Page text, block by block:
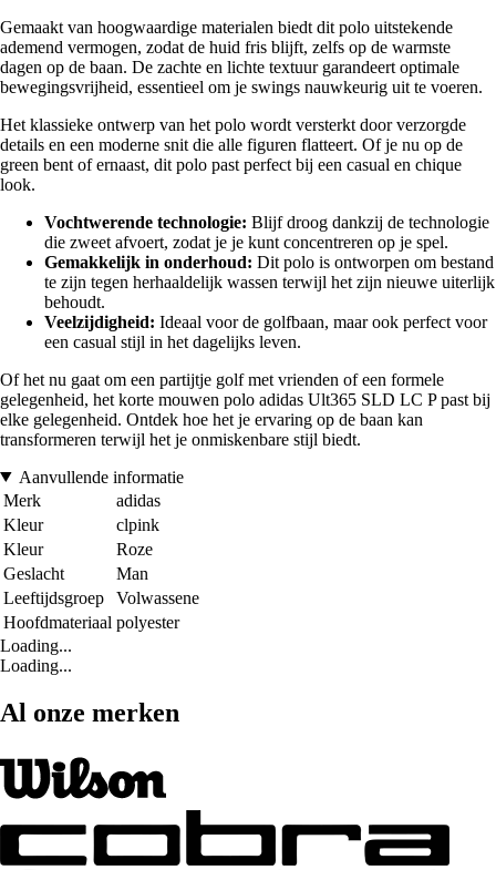
Gemaakt van hoogwaardige materialen biedt dit polo uitstekende
ademend vermogen, zodat de huid fris blijft, zelfs op de warmste
dagen op de baan. De zachte en lichte textuur garandeert optimale
bewegingsvrijheid, essentieel om je swings nauwkeurig uit te voeren.
Het klassieke ontwerp van het polo wordt versterkt door verzorgde
details en een moderne snit die alle figuren flatteert. Of je nu op de
green bent of ernaast, dit polo past perfect bij een casual en chique
look.
Vochtwerende technologie: Blijf droog dankzij de technologie
die zweet afvoert, zodat je je kunt concentreren op je spel.
Gemakkelijk in onderhoud: Dit polo is ontworpen om bestand
te zijn tegen herhaaldelijk wassen terwijl het zijn nieuwe uiterlijk
behoudt.
Veelzijdigheid: Ideaal voor de golfbaan, maar ook perfect voor
een casual stijl in het dagelijks leven.
Of het nu gaat om een partijtje golf met vrienden of een formele
gelegenheid, het korte mouwen polo adidas Ult365 SLD LC P past bij
elke gelegenheid. Ontdek hoe het je ervaring op de baan kan
transformeren terwijl het je onmiskenbare stijl biedt.
Aanvullende informatie
Merk
adidas
Kleur
clpink
Kleur
Roze
Geslacht
Man
Leeftijdsgroep
Volwassene
Hoofdmateriaal polyester
Loading...
Loading...
Al onze merken